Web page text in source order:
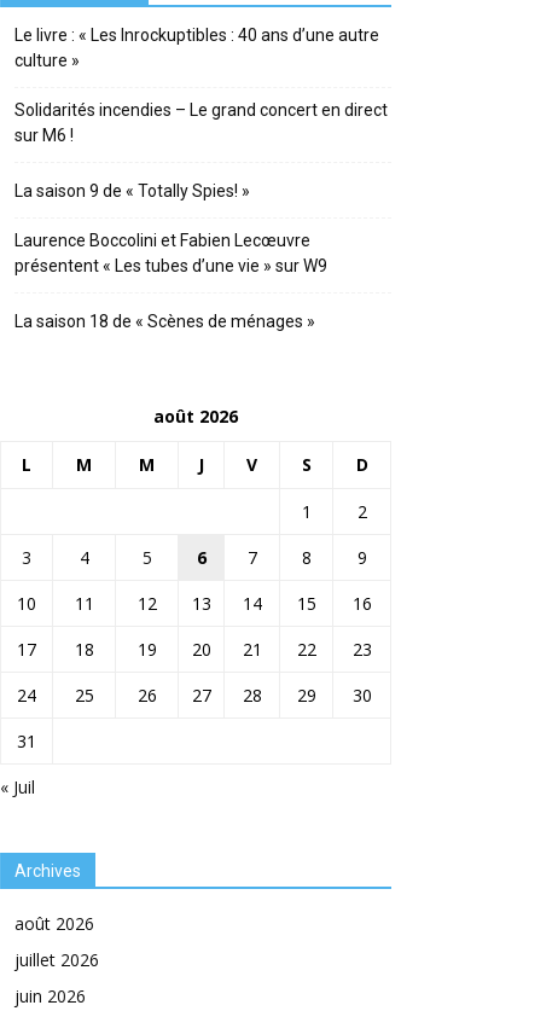
Le livre : « Les Inrockuptibles : 40 ans d’une autre
culture »
Solidarités incendies – Le grand concert en direct
sur M6 !
La saison 9 de « Totally Spies! »
Laurence Boccolini et Fabien Lecœuvre
présentent « Les tubes d’une vie » sur W9
La saison 18 de « Scènes de ménages »
août 2026
L M M J V S D
« Juil
1
2
3
4 5 6 7 8
9
10
11 12 13 14 15
16
17
18 19 20 21 22
23
24
25 26 27 28 29
30
31
Archives
août 2026
juillet 2026
juin 2026